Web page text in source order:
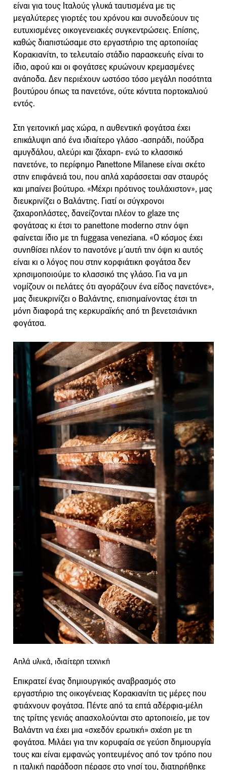
είναι για τους Ιταλούς γλυκά ταυτισμένα με τις
μεγαλύτερες γιορτές του χρόνου και συνοδεύουν τις
ευτυχισμένες οικογενειακές συγκεντρώσεις. Επίσης,
καθώς διαπιστώσαμε στο εργαστήριο της αρτοποιίας
Κορακιανίτη, το τελευταίο στάδιο παρασκευής είναι το
ίδιο, αφού και οι φογάτσες κρυώνουν κρεμασμένες
ανάποδα. Δεν περιέχουν ωστόσο τόσο μεγάλη ποσότητα
βουτύρου όπως τα πανετόνε, ούτε κόντιτα πορτοκαλιού
εντός.
Στη γειτονική μας χώρα, η αυθεντική φογάτσα έχει
επικάλυψη από ένα ιδιαίτερο γλάσο -ασπράδι, πούδρα
αμυγδάλου, αλεύρι και ζάχαρη- ενώ το κλασσικό
πανετόνε, το περίφημο Panettone Milanese είναι σκέτο
στην επιφάνειά του, που απλά χαράσσεται σαν σταυρός
και μπαίνει βούτυρο. «Μέχρι πρότινος τουλάχιστον», μας
διευκρινίζει ο Βαλάντης. Γιατί οι σύγχρονοι
ζαχαροπλάστες, δανείζονται πλέον το glaze της
φογάτσας κι έτσι το panettone moderno στην όψη
φαίνεται ίδιο με τη fuggasa veneziana. «Ο κόσμος έχει
συνηθίσει πλέον το πανοτόνε μ΄αυτή την όψη κι αυτός
είναι κι ο λόγος που στην κορφιάτικη φογάτσα δεν
χρησιμοποιούμε το κλασσικό της γλάσο. Για να μη
νομίζουν οι πελάτες ότι αγοράζουν ένα είδος πανετόνε»,
μας διευκρινίζει ο Βαλάντης, επισημαίνοντας έτσι τη
μόνη διαφορά της κερκυραϊκής από τη βενετσιάνικη
φογάτσα.
Απλά υλικά, ιδιαίτερη τεχνική
Επικρατεί ένας δημιουργικός αναβρασμός στο
εργαστήριο της οικογένειας Κορακιανίτη τις μέρες που
φτιάχνουν φογάτσα. Πέντε από τα επτά αδέρφια-μέλη
της τρίτης γενιάς απασχολούνται στο αρτοποιείο, με τον
Βαλάντη να έχει μια «σχεδόν ερωτική» σχέση με τη
φογάτσα. Μιλάει για την κορυφαία σε γεύση δημιουργία
τους και είναι εμφανώς γοητευμένος από τον τρόπο που
η ιταλική παράδοση πέρασε στο νησί του, διατηρήθηκε